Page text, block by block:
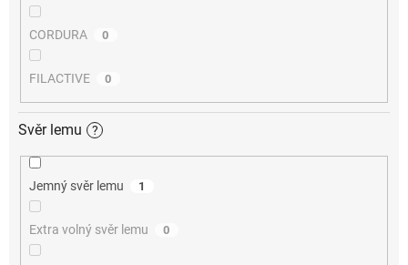
CORDURA 0
FILACTIVE 0
Svěr lemu ?
Jemný svěr lemu 1
Extra volný svěr lemu 0